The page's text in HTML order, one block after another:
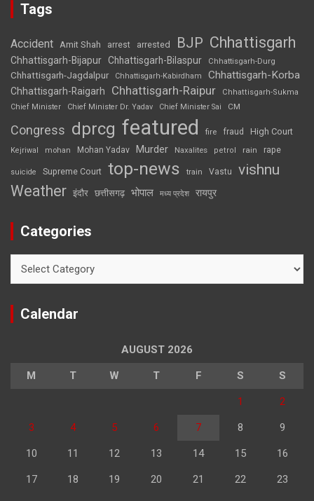
Tags
Accident Amit Shah arrest arrested BJP Chhattisgarh
Chhattisgarh-Bijapur Chhattisgarh-Bilaspur Chhattisgarh-Durg
Chhattisgarh-Jagdalpur Chhattisgarh-Kabirdham Chhattisgarh-Korba
Chhattisgarh-Raigarh Chhattisgarh-Raipur
Chhattisgarh-Sukma
Chief Minister
Chief Minister Dr. Yadav Chief Minister Sai CM
Congress dprcg featured fire fraud High Court
Kejriwal mohan Mohan Yadav Murder Naxalites petrol rain rape
suicide Supreme Court top-news train Vastu vishnu
Weather इंदौर छत्तीसगढ़ भोपाल मध्य प्रदेश रायपुर
Categories
Calendar
AUGUST 2026
M T W T F S S
1 2
3 4 5 6 7 8 9
10 11 12 13 14 15 16
17 18 19 20 21 22 23